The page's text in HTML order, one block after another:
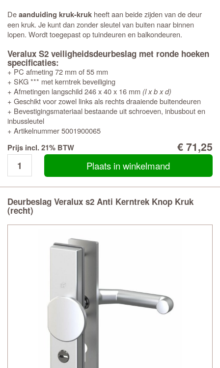
Deaanduiding kruk-kruk heeft aan beide zijden van de deur
een kruk. Je kunt dan zonder sleutel van buiten naar binnen
lopen. Wordt toegepast op tuindeuren en balkondeuren.
Veralux S2 veiligheidsdeurbeslag met ronde hoeken
specificaties:
+ PC afmeting 72 mm of 55 mm
+ SKG *** met kerntrek beveiliging
+ Afmetingen langschild 246 x 40 x 16 mm (l x b x d)
+ Geschikt voor zowel links als rechts draaiende buitendeuren
+ Bevestigingsmateriaal bestaande uit schroeven, inbusbout en
inbussleutel
+ Artikelnummer 5001900065
Prijs incl. 21% BTW
€ 71,25
Plaats in winkelmand
Deurbeslag Veralux s2 Anti Kerntrek Knop Kruk
(recht)